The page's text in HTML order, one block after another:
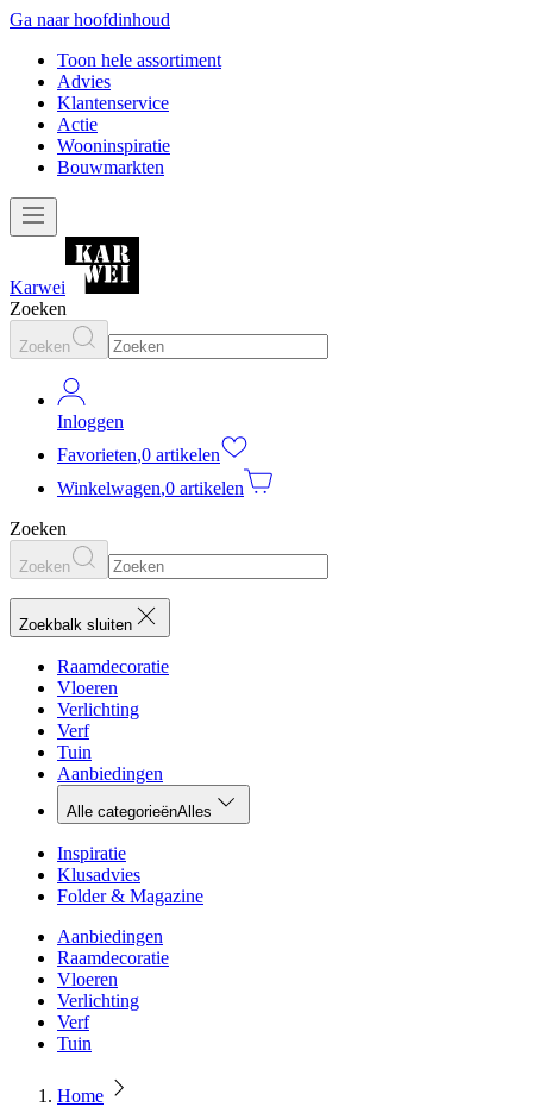
Ga naar hoofdinhoud
Toon hele assortiment
Advies
Klantenservice
Actie
Wooninspiratie
Bouwmarkten
Karwei
Zoeken
Zoeken
Inloggen
Favorieten,0 artikelen
Winkelwagen,0 artikelen
Zoeken
Zoeken
Zoekbalk sluiten
Raamdecoratie
Vloeren
Verlichting
Verf
Tuin
Aanbiedingen
Alle categorieënAlles
Inspiratie
Klusadvies
Folder & Magazine
Aanbiedingen
Raamdecoratie
Vloeren
Verlichting
Verf
Tuin
Home